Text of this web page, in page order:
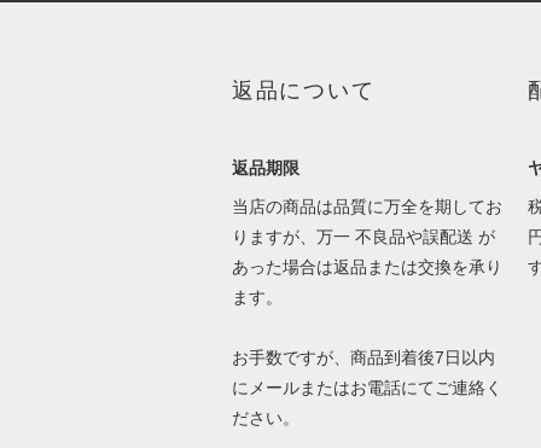
返品について
返品期限
当店の商品は品質に万全を期してお
りますが、万一 不良品や誤配送 が
あった場合は返品または交換を承り
ます。
お手数ですが、商品到着後7日以内
にメールまたはお電話にてご連絡く
ださい。